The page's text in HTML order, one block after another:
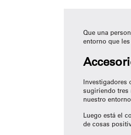
Que una
entorno que
Investigadores
sugiriendo tres
nuestro
Luego está el
de cosas